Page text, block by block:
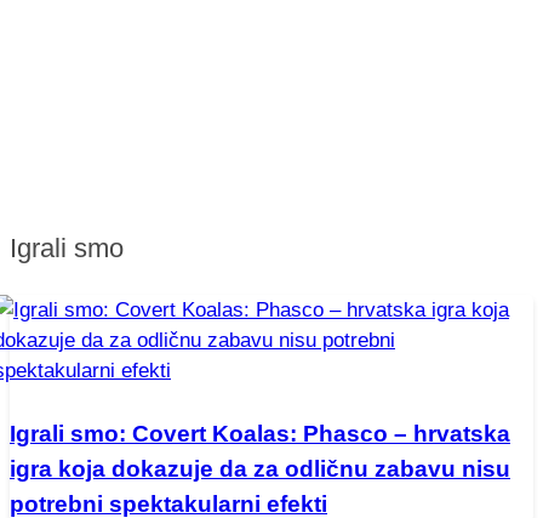
Igrali smo
Igrali smo: Covert Koalas: Phasco – hrvatska
igra koja dokazuje da za odličnu zabavu nisu
potrebni spektakularni efekti